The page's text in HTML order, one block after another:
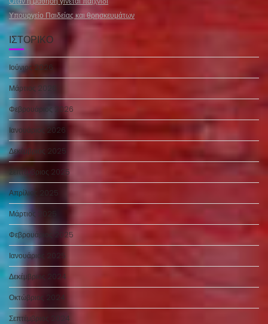
Υπουργείο Παιδείας και θρησκευμάτων
ΙΣΤΟΡΙΚΌ
Ιούνιος 2026
Μάρτιος 2026
Φεβρουάριος 2026
Ιανουάριος 2026
Δεκέμβριος 2025
Σεπτέμβριος 2025
Απρίλιος 2025
Μάρτιος 2025
Φεβρουάριος 2025
Ιανουάριος 2025
Δεκέμβριος 2024
Οκτώβριος 2024
Σεπτέμβριος 2024